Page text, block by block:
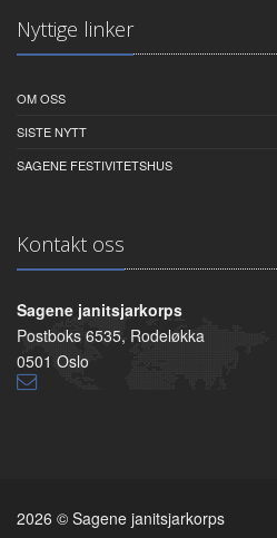
Nyttige linker
OM OSS
SISTE NYTT
SAGENE FESTIVITETSHUS
Kontakt oss
Sagene janitsjarkorps
Postboks 6535, Rodeløkka
0501 Oslo
2026 © Sagene janitsjarkorps